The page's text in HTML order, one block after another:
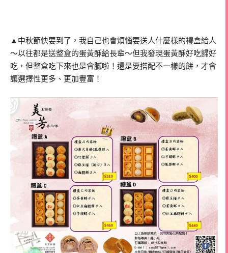
▲中秋節快要到了，我自己也會煩惱要送人什麼樣的禮盒給人
～以往都是送整盒的蛋黃酥給長輩～但我發現蛋黃酥好吃歸好
吃，但整盒吃下來也是會膩啦！還是要搭配不一樣的餅，才會
讓選擇性更多、更加豐富！